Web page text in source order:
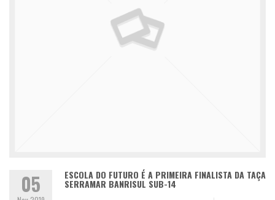
05 ESCOLA DO FUTURO É A PRIMEIRA FINALISTA DA TAÇA
SERRAMAR BANRISUL SUB-14